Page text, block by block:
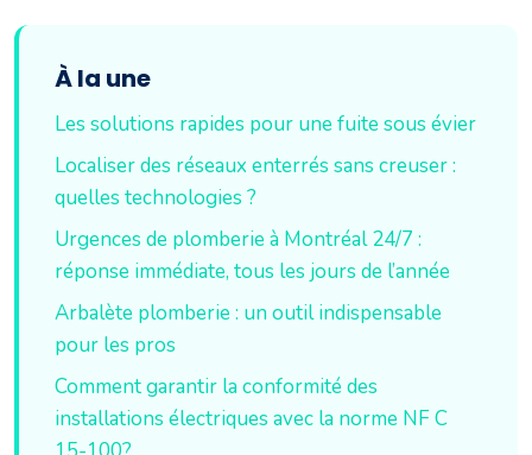
À la une
Les solutions rapides pour une fuite sous évier
Localiser des réseaux enterrés sans creuser :
quelles technologies ?
Urgences de plomberie à Montréal 24/7 :
réponse immédiate, tous les jours de l’année
Arbalète plomberie : un outil indispensable
pour les pros
Comment garantir la conformité des
installations électriques avec la norme NF C